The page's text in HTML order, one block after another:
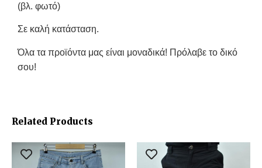
(βλ. φωτό)
Σε καλή κατάσταση.
Όλα τα προϊόντα μας είναι μοναδικά! Πρόλαβε το δικό
σου!
Related Products